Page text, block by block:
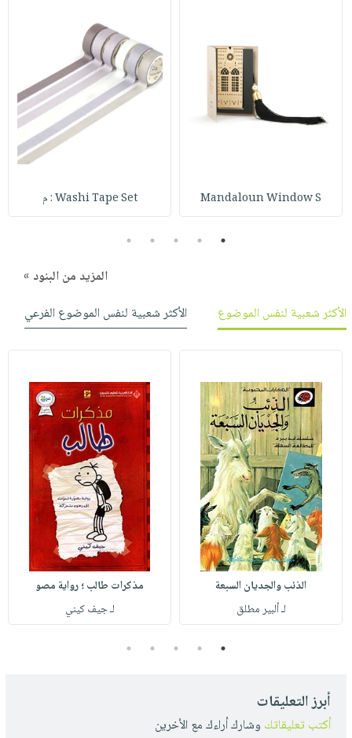
نيل
كتابك
تواصل
Mandaloun Window S Washi Tape Set : م
1
2
3
4
5
المزيد من البنود »
الأكثر شعبية لنفس الموضوع
الأكثر شعبية لنفس الموضوع الفرعي
الذئب والجديان السبعة
لـ ألبير مطلق
مذكرات طالب ؛ رواية مصو
لـ جيف كيني
1
2
3
4
5
أبرز التعليقات
أكتب تعليقاتك وشارك أراءك مع الأخرين